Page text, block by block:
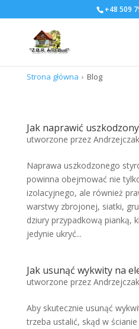
+48 509
Strona główna › Blog
Jak naprawić
utworzone przez Andrzejczak
Naprawa uszkodzonego
powinna obejmować nie
izolacyjnego, ale również
warstwy zbrojonej, siatki,
dziury przypadkową pianką,
jedynie ukryć...
Jak usunąć wykwity na
utworzone przez Andrzejczak
Aby skutecznie usunąć
trzeba ustalić, skąd w